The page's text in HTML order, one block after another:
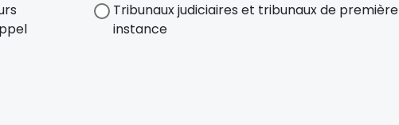
Tribunaux judiciaires et tribunaux de première
instance